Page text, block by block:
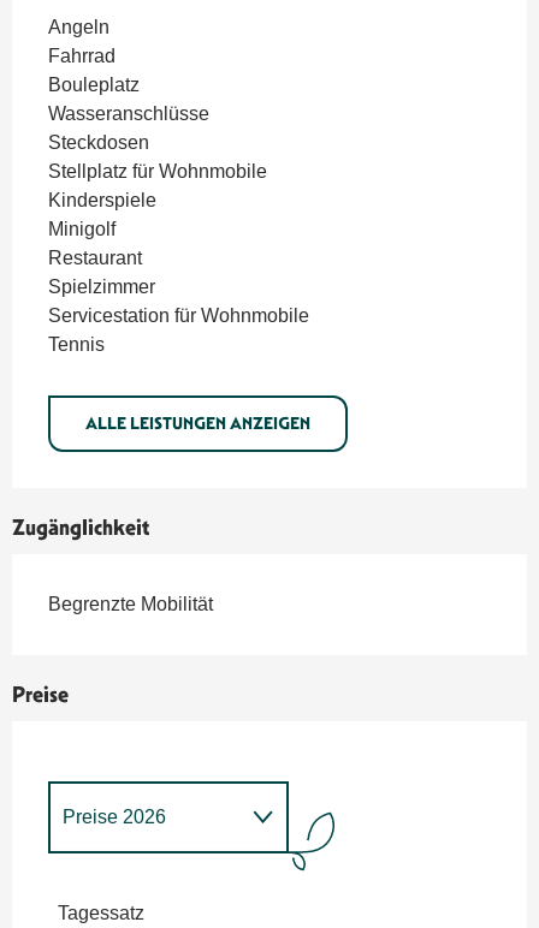
Angeln
Fahrrad
Bouleplatz
Wasseranschlüsse
Steckdosen
Stellplatz für Wohnmobile
Kinderspiele
Minigolf
Restaurant
Spielzimmer
Servicestation für Wohnmobile
Tennis
ALLE LEISTUNGEN ANZEIGEN
Zugänglichkeit
Begrenzte Mobilität
Preise
Preise 2026
Tagessatz